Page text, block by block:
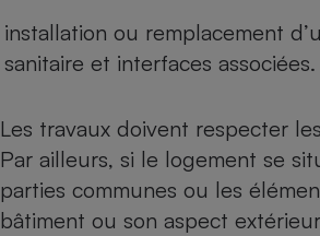
installation ou remplacement
sanitaire et interfaces associées.
Les travaux doivent respecter les
Par ailleurs, si le logement se
parties communes ou les
bâtiment ou son aspect